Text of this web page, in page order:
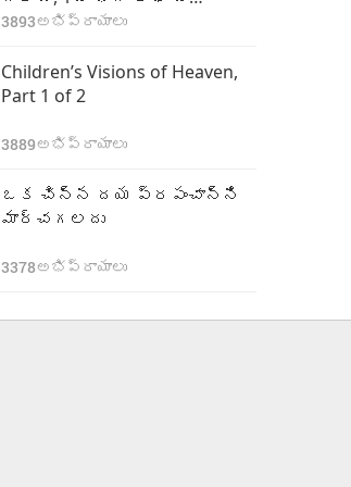
మల్టీపార్ట్ సిరీస్
3893అభిప్రాయాలు
Children’s Visions of Heaven,
Part 1 of 2
3889అభిప్రాయాలు
ఒక చిన్న దయ ప్రపంచాన్ని
మార్చగలదు
3378అభిప్రాయాలు